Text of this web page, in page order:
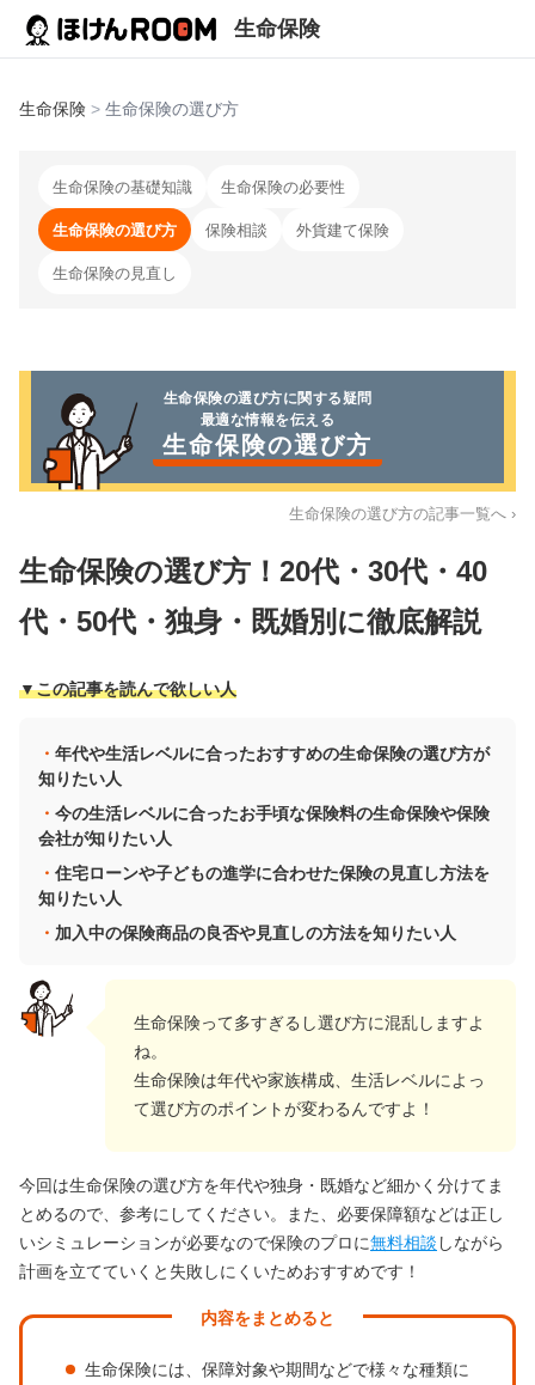
生命保険
生命保険 > 生命保険の選び方
生命保険の基礎知識 生命保険の必要性
生命保険の選び方 保険相談 外貨建て保険
生命保険の見直し
生命保険の選び方に関する疑問
最適な情報を伝える
生命保険の選び方
生命保険の選び方の記事一覧へ ›
生命保険の選び方！20代・30代・40
代・50代・独身・既婚別に徹底解説
▼この記事を読んで欲しい人
年代や生活レベルに合ったおすすめの生命保険の選び方が
知りたい人
今の生活レベルに合ったお手頃な保険料の生命保険や保険
会社が知りたい人
住宅ローンや子どもの進学に合わせた保険の見直し方法を
知りたい人
加入中の保険商品の良否や見直しの方法を知りたい人
生命保険って多すぎるし選び方に混乱しますよ
ね。
生命保険は年代や家族構成、生活レベルによっ
て選び方のポイントが変わるんですよ！
今回は生命保険の選び方を年代や独身・既婚など細かく分けてま
とめるので、参考にしてください。また、必要保障額などは正し
いシミュレーションが必要なので保険のプロに無料相談 しながら
計画を立てていくと失敗しにくいためおすすめです！
内容をまとめると
生命保険には、保障対象や期間などで様々な種類に